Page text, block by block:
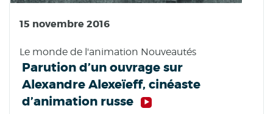
15 novembre 2016
Le monde de l'animation Nouveautés
Parution d’un ouvrage sur
Alexandre Alexeïeff, cinéaste
d’animation russe